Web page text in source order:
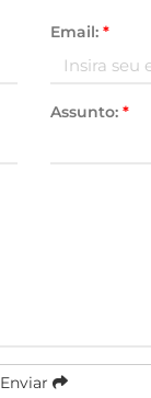
Email: *
Assunto: *
Enviar